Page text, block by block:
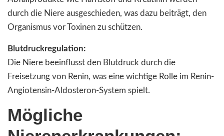
durch die Niere ausgeschieden, was dazu beiträgt, den
Organismus vor Toxinen zu schützen.
Blutdruckregulation:
Die Niere beeinflusst den Blutdruck durch die
Freisetzung von Renin, was eine wichtige Rolle im Renin-
Angiotensin-Aldosteron-System spielt.
Mögliche